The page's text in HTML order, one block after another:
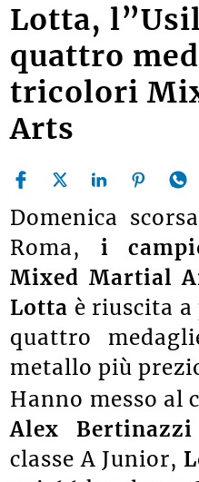
Lotta,
quattro
tricolori
Arts
Domenica
Roma,
i
Mixed Martial
Lotta è riuscita a
quattro
metallo più
Hanno messo
Alex Bertinazzi
classe A Junior,